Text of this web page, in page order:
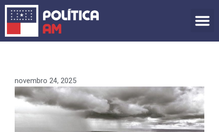
para
conteúdo
novembro 24, 2025